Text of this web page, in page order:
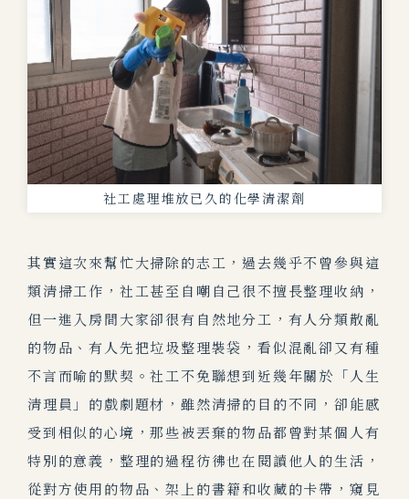
社工處理堆放已久的化學清潔劑
其實這次來幫忙大掃除的志工，過去幾乎不曾參與這
類清掃工作，社工甚至自嘲自己很不擅長整理收納，
但一進入房間大家卻很有自然地分工，有人分類散亂
的物品、有人先把垃圾整理裝袋，看似混亂卻又有種
不言而喻的默契。社工不免聯想到近幾年關於「人生
清理員」的戲劇題材，雖然清掃的目的不同，卻能感
受到相似的心境，那些被丟棄的物品都曾對某個人有
特別的意義，整理的過程彷彿也在閱讀他人的生活，
從對方使用的物品、架上的書籍和收藏的卡帶，窺見